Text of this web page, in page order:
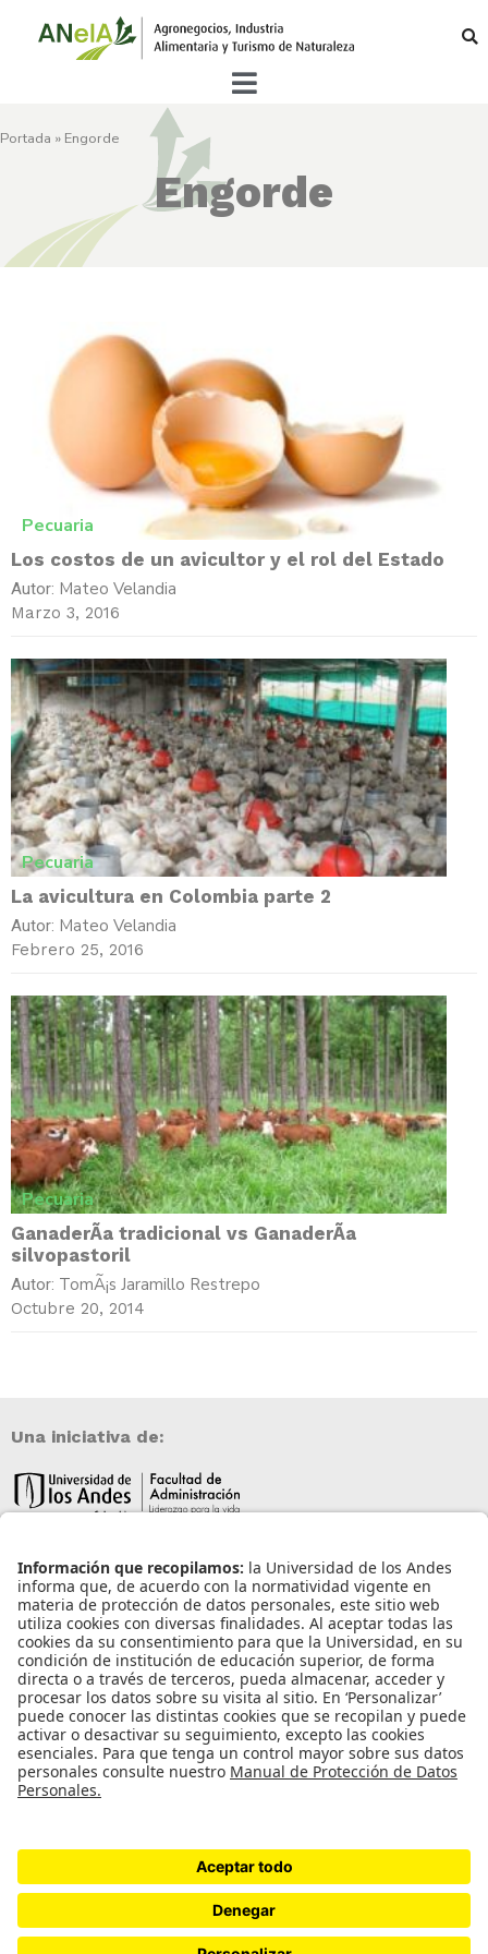
Portada » Engorde
Engorde
Pecuaria
Los costos de un avicultor y el rol del Estado
Autor: Mateo Velandia
Marzo 3, 2016
Pecuaria
La avicultura en Colombia parte 2
Autor: Mateo Velandia
Febrero 25, 2016
Pecuaria
GanaderÃ­a tradicional vs GanaderÃ­a
silvopastoril
Autor: TomÃ¡s Jaramillo Restrepo
Octubre 20, 2014
Una iniciativa de:
Información de contacto
info@aneia.edu.co
Bogotá, Colombia
Enlaces de interés
Iniciar sesión
Política de tratamiento de datos personales
Contacto
Universidad de los Andes | Vigilada Mineducación
Reconocimiento como Universidad: Decreto 1297 del 30 de mayo de 1964.
Reconocimiento personería jurídica: Resolución 28 del 23 de febrero de 1949